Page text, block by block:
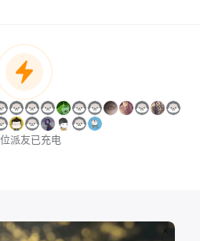
派友已充电